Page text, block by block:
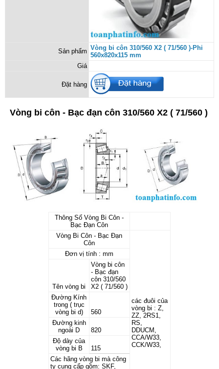
Sản phẩm Vòng bi côn 310/560 X2 ( 71/560 )-Phi
560x820x115 mm
Giá
Đặt hàng
Vòng bi côn - Bạc đạn côn 310/560 X2 ( 71/560 )
Thông Số Vòng Bi Côn -
Bạc Đạn Côn
Vòng Bi Côn - Bạc Đạn
Côn
các đuôi của
vòng bi : Z,
ZZ, 2RS1,
RS,
DDUCM,
CCA/W33,
CCK/W33,
Đơn vị tính : mm
Tên vòng bi
Vòng bi côn
- Bạc đạn
côn 310/560
X2 ( 71/560 )
Đường Kính
trong ( trục
vòng bi d)
560
Đường kinh
ngoài D
820
Độ dày của
vòng bi B
115
Các hãng vòng bi mà công
ty cung cấp gồm: SKF,